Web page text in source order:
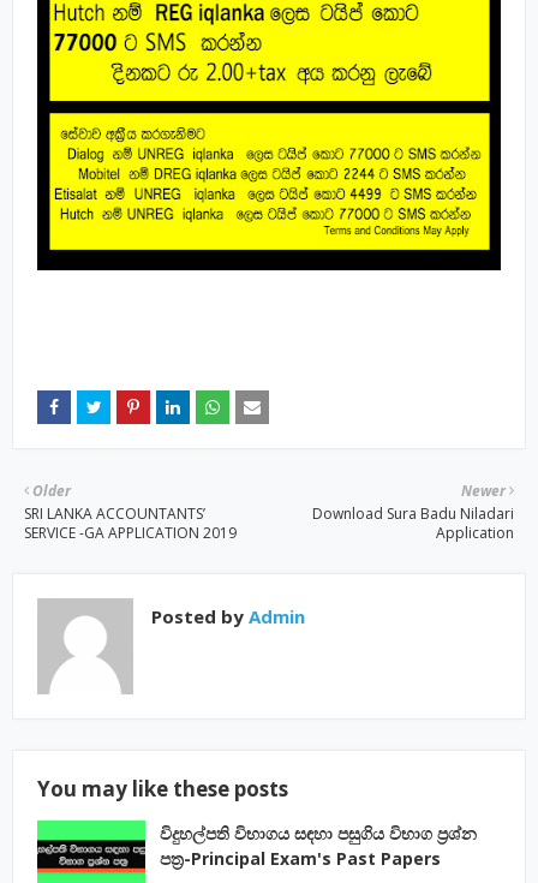
Newer
Download Sura Badu Niladari
Application
Older
SRI LANKA ACCOUNTANTS’
SERVICE -GA APPLICATION 2019
Posted by Admin
You may like these posts
විදුහල්පති විභාගය සඳහා පසුගිය විභාග ප්‍රශ්න
පත්‍ර-Principal Exam's Past Papers